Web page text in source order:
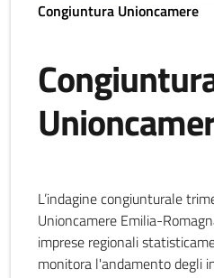
Congiuntura Unioncamere
L’indagine congiunturale
Unioncamere Emilia-
imprese regionali
monitora l'andamento degli